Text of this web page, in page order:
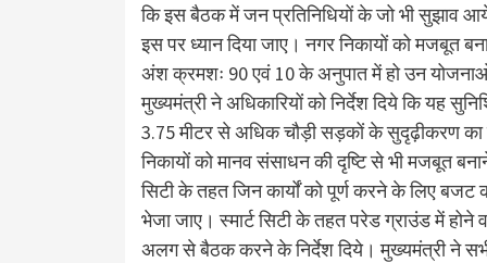
कि इस बैठक में जन प्रतिनिधियों के जो भी सुझाव
इस पर ध्यान दिया जाए। नगर निकायों को मजबूत
अंश क्रमशः 90 एवं 10 के अनुपात में हो उन योजनाओं
मुख्यमंत्री ने अधिकारियों को निर्देश दिये कि यह
3.75 मीटर से अधिक चौड़ी सड़कों के सुदृढ़ीकरण का
निकायों को मानव संसाधन की दृष्टि से भी मजबूत
सिटी के तहत जिन कार्यों को पूर्ण करने के लिए
भेजा जाए। स्मार्ट सिटी के तहत परेड ग्राउंड में होने
अलग से बैठक करने के निर्देश दिये। मुख्यमंत्री ने सभी